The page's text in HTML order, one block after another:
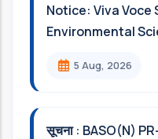
Notice: Viva Voce
Environmental
5 Aug, 2026
सूचना : BASO(N)